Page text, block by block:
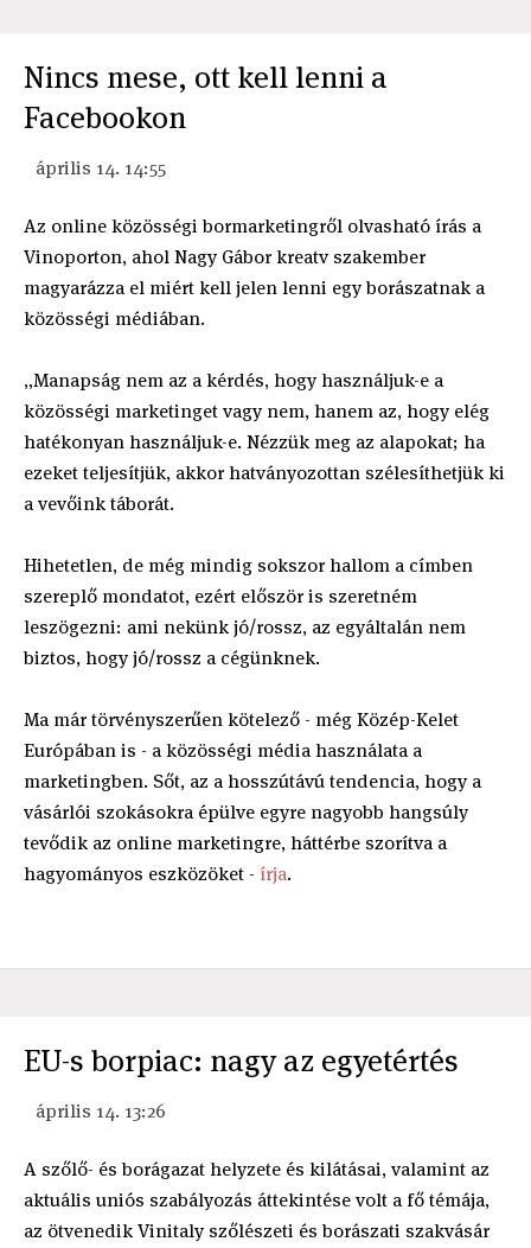
Nincs mese, ott kell lenni a
Facebookon
április 14. 14:55
Az online közösségi bormarketingről olvasható írás a
Vinoporton, ahol Nagy Gábor kreatv szakember
magyarázza el miért kell jelen lenni egy borászatnak a
közösségi médiában.
„Manapság nem az a kérdés, hogy használjuk-e a
közösségi marketinget vagy nem, hanem az, hogy elég
hatékonyan használjuk-e. Nézzük meg az alapokat; ha
ezeket teljesítjük, akkor hatványozottan szélesíthetjük ki
a vevőink táborát.
Hihetetlen, de még mindig sokszor hallom a címben
szereplő mondatot, ezért először is szeretném
leszögezni: ami nekünk jó/rossz, az egyáltalán nem
biztos, hogy jó/rossz a cégünknek.
Ma már törvényszerűen kötelező - még Közép-Kelet
Európában is - a közösségi média használata a
marketingben. Sőt, az a hosszútávú tendencia, hogy a
vásárlói szokásokra épülve egyre nagyobb hangsúly
tevődik az online marketingre, háttérbe szorítva a
hagyományos eszközöket - írja.
EU-s borpiac: nagy az egyetértés
április 14. 13:26
A szőlő- és borágazat helyzete és kilátásai, valamint az
aktuális uniós szabályozás áttekintése volt a fő témája,
az ötvenedik Vinitaly szőlészeti és borászati szakvásár